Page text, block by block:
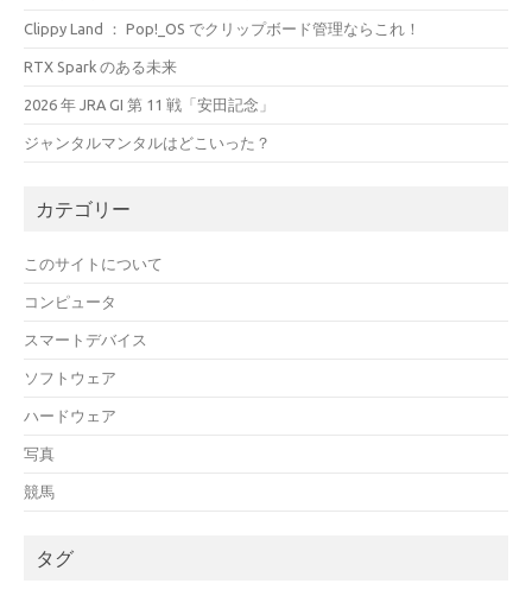
Clippy Land ： Pop!_OS でクリップボード管理ならこれ！
RTX Spark のある未来
2026 年 JRA GI 第 11 戦「安田記念」
ジャンタルマンタルはどこいった？
カテゴリー
このサイトについて
コンピュータ
スマートデバイス
ソフトウェア
ハードウェア
写真
競馬
タグ